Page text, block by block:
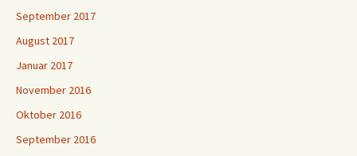
September 2017
August 2017
Januar 2017
November 2016
Oktober 2016
September 2016